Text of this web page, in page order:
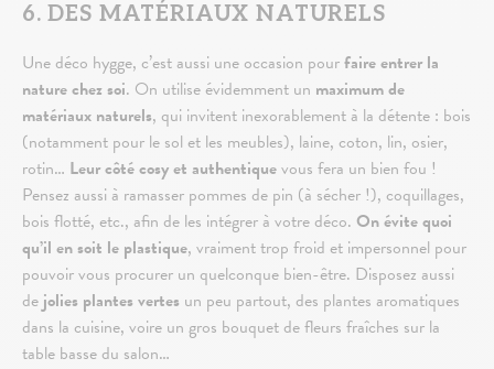
6. DES MATÉRIAUX NATURELS
Une déco hygge, c’est aussi une occasion pourfaire entrer la
nature chez soi. On utilise évidemment un maximum de
matériaux naturels, qui invitent inexorablement à la détente : bois
(notamment pour le sol et les meubles), laine, coton, lin, osier,
rotin… Leur côté cosy et authentiquevous fera un bien fou !
Pensez aussi à ramasser pommes de pin (à sécher !), coquillages,
bois flotté, etc., afin de les intégrer à votre déco. On évite quoi
qu’il en soit le plastique, vraiment trop froid et impersonnel pour
pouvoir vous procurer un quelconque bien-être. Disposez aussi
de jolies plantes vertes un peu partout, des plantes aromatiques
dans la cuisine, voire un gros bouquet de fleurs fraîches sur la
table basse du salon…